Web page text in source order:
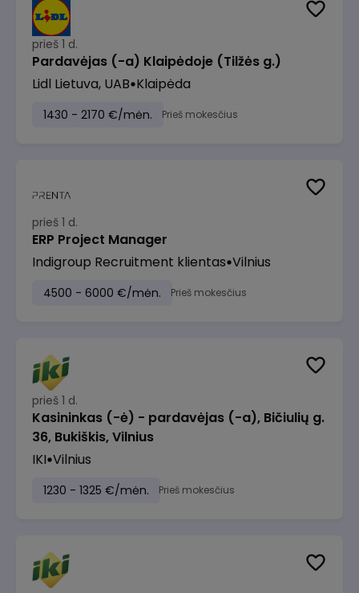
prieš 1 d.
Pardavėjas (-a) Klaipėdoje (Tilžės g.)
Lidl Lietuva, UAB Klaipėda
1430 - 2170 €/mėn. Prieš mokesčius
prieš 1 d.
ERP Project Manager
Indigroup Recruitment klientas Vilnius
4500 - 6000 €/mėn. Prieš mokesčius
prieš 1 d.
Kasininkas (-ė) - pardavėjas (-a), Bičiulių g.
36, Bukiškis, Vilnius
IKI Vilnius
1230 - 1325 €/mėn. Prieš mokesčius